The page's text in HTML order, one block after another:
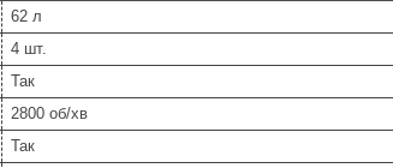
62 л
4 шт.
Так
2800 об/хв
Так